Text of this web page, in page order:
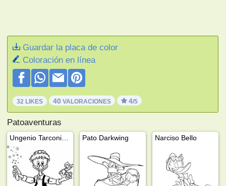
Guardar la placa de color
Coloración en línea
32 LIKES 40 VALORACIONES 4/5
Patoaventuras
Pato Darkwing Narciso Bello